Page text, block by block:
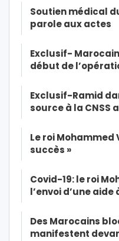
Soutien médical
parole aux actes
Exclusif-
début de
Exclusif-Ramid
source à la CNSS
Le roi Mohammed
succès »
Covid-19: le roi
l’envoi d’une aide
Des Marocains
manifestent